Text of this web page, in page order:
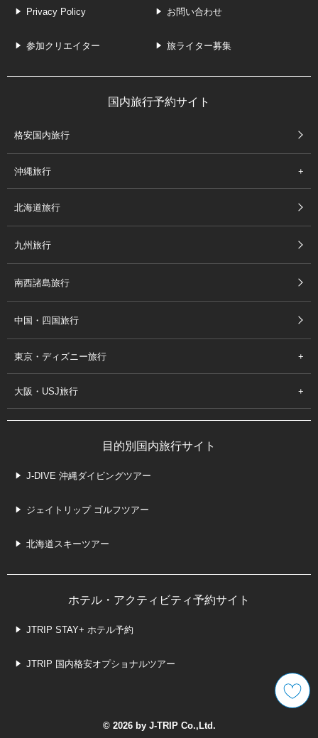
Privacy Policy お問い合わせ
参加クリエイター 旅ライター募集
国内旅行予約サイト
格安国内旅行
沖縄旅行
北海道旅行
九州旅行
南西諸島旅行
中国・四国旅行
東京・ディズニー旅行
大阪・USJ旅行
目的別国内旅行サイト
J-DIVE 沖縄ダイビングツアー
ジェイトリップ ゴルフツアー
北海道スキーツアー
ホテル・アクティビティ予約サイト
JTRIP STAY+ ホテル予約
JTRIP 国内格安オプショナルツアー
© 2026 by J-TRIP Co.,Ltd.